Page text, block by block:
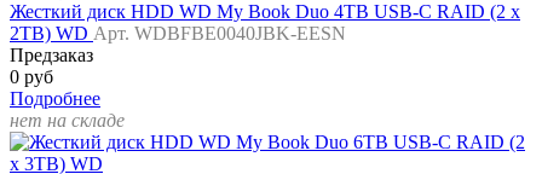
Жесткий диск HDD WD My Book Duo 4TB USB-C RAID (2 x
2TB) WD Арт. WDBFBE0040JBK-EESN
Предзаказ
0 руб
Подробнее
нет на складе